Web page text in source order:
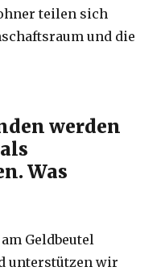
teilen sich
und die
werden
Was
Geldbeutel
unterstützen wir